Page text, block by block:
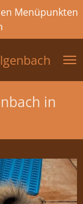
Menüpunkten
in